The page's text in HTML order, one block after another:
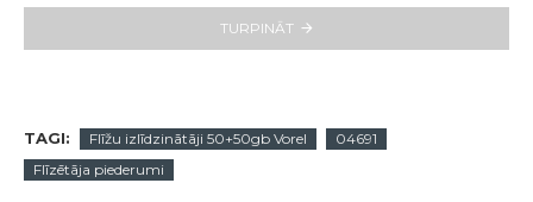
TURPINĀT
TAGI: Flīžu izlīdzinātāji 50+50gb Vorel
04691
Flīzētāja piederumi